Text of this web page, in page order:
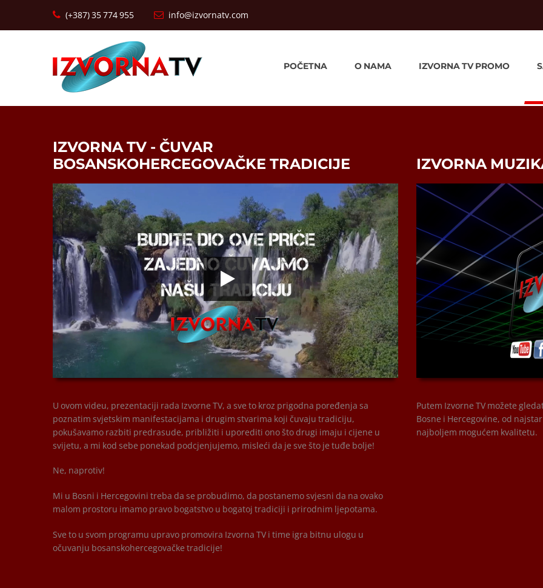
(+387) 35 774 955 info@izvornatv.com
POČETNA O NAMA IZVORNA TV PROMO
IZVORNA TV - ČUVAR
BOSANSKOHERCEGOVAČKE TRADICIJE
00:00 00:00
U ovom videu, prezentaciji rada Izvorne TV, a sve to kroz prigodna poređenja sa
poznatim svjetskim manifestacijama i drugim stvarima koji čuvaju tradiciju,
pokušavamo razbiti predrasude, približiti i uporediti ono što drugi imaju i cijene u
svijetu, a mi kod sebe ponekad podcjenjujemo, misleći da je sve što je tuđe bolje!
Ne, naprotiv!
Mi u Bosni i Hercegovini treba da se probudimo, da postanemo svjesni da na ovako
malom prostoru imamo pravo bogatstvo u bogatoj tradiciji i prirodnim ljepotama.
Sve to u svom programu upravo promovira Izvorna TV i time igra bitnu ulogu u
očuvanju bosanskohercegovačke tradicije!
IZVORNA
Putem Izvorne TV možete
Bosne i Hercegovine, od
najboljem mogućem kvalitetu.